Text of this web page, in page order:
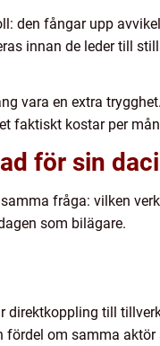
den fångar upp
innan de leder till
vara en extra
faktiskt kostar per
för sin
fråga: vilken
som bilägare.
direktkoppling till
om samma